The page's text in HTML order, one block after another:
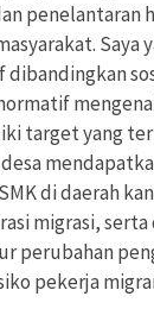
penelantaran
Saya
target yang
di daerah
migrasi,
perubahan
pekerja